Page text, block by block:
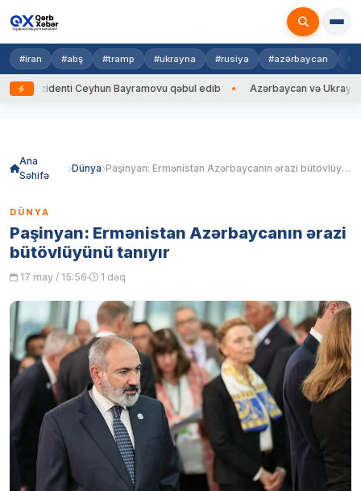
#iran #abş #tramp #ukrayna #rusiya #azərbaycan
Ceyhun Bayramovu qəbul edib Azərbaycan və Ukrayna XİN
Ana
Səhifə
Dünya Paşinyan: Ermənistan Azərbaycanın ərazi bütövlüyünü tanıyır
DÜNYA
Paşinyan: Ermənistan Azərbaycanın ərazi
bütövlüyünü tanıyır
17 may / 15:56 1 dəq